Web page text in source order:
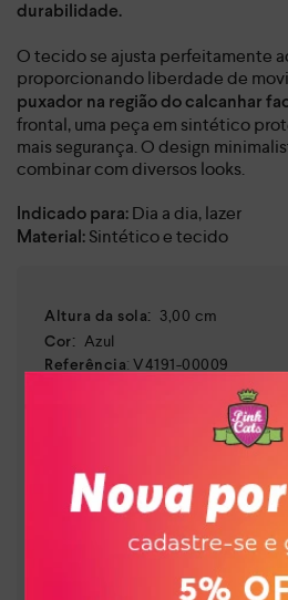
durabilidade.
O tecido se ajusta perfeitamente
proporcionando liberdade de
puxador na região do calcanhar
frontal, uma peça em sintético
mais segurança. O design
combinar com diversos looks.
Indicado para: Dia a dia, lazer
Material: Sintético e tecido
Altura da sola: 3,00 cm
Cor: Azul
Referência: V4191-00009
GTIN:
Tamanho26:7900132044084
27:7900132044091
7900132044107
7909960823243